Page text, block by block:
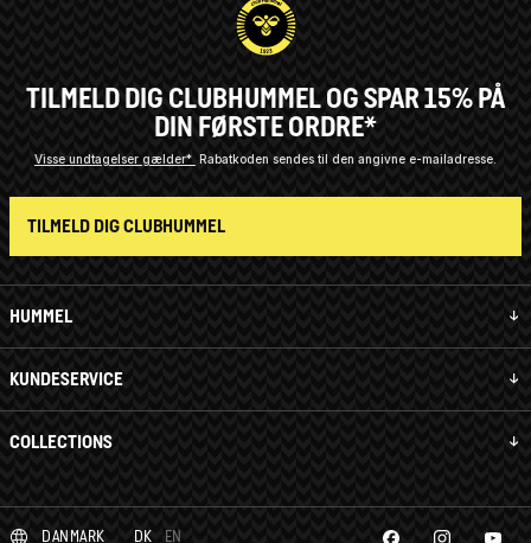
HUMMEL
KUNDESERVICE
COLLECTIONS
TILMELD DIG CLUBHUMMEL OG SPAR 15% PÅ
DIN FØRSTE ORDRE*
Visse undtagelser gælder* Rabatkoden sendes til den angivne e-mailadresse.
TILMELD DIG CLUBHUMMEL
DANMARK DK EN